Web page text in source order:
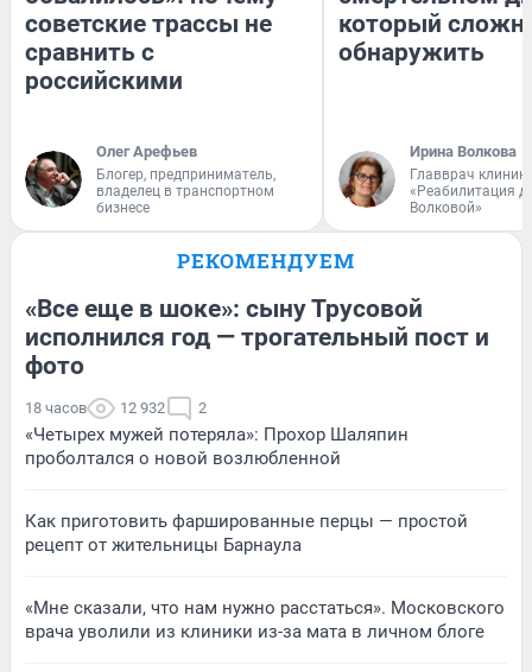
советские трассы не
сравнить с
российскими
Олег Арефьев
Блогер, предприниматель,
владелец в транспортном
бизнесе
который
обнаружить
Ирина Волкова
Главврач
«Реабилитация
Волковой»
РЕКОМЕНДУЕМ
«Все еще в шоке»: сыну Трусовой
исполнился год — трогательный пост и
фото
18 часов 12 932 2
«Четырех мужей потеряла»: Прохор Шаляпин
проболтался о новой возлюбленной
Как приготовить фаршированные перцы — простой
рецепт от жительницы Барнаула
«Мне сказали, что нам нужно расстаться». Московского
врача уволили из клиники из-за мата в личном блоге